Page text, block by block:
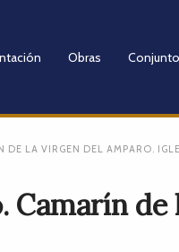
Obras
LA VIRGEN DEL AMPARO.
Camarín